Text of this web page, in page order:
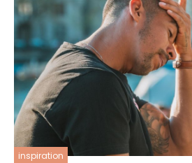
inspiration